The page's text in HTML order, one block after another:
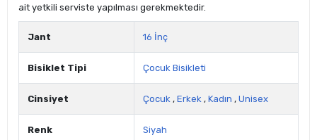
ait yetkili serviste yapılması gerekmektedir.
Jant 16 İnç
Bisiklet Tipi Çocuk Bisikleti
Cinsiyet Çocuk , Erkek , Kadın , Unisex
Renk Siyah